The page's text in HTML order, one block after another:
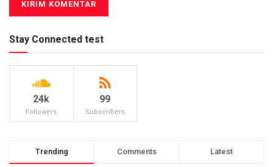
Stay Connected test
24k
Followers
99
Subscribers
Trending Comments Latest